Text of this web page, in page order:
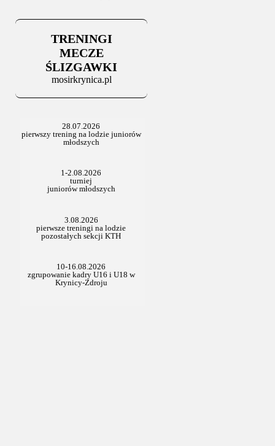
Za trzy tygodnie na lód
06.07.2025
Stowarzyszenie po Walnym
TRENINGI
MECZE
ŚLIZGAWKI
mosirkrynica.pl